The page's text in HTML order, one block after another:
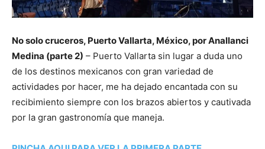
No solo cruceros, Puerto Vallarta, México, por Anallanci
Medina (parte 2) – Puerto Vallarta sin lugar a duda uno
de los destinos mexicanos con gran variedad de
actividades por hacer, me ha dejado encantada con su
recibimiento siempre con los brazos abiertos y cautivada
por la gran gastronomía que maneja.